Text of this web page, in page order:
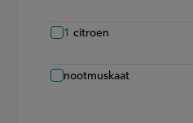
1 citroen
nootmuskaat